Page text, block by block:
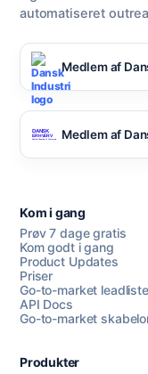
automatiseret
Medlem af
Medlem af
Kom i gang
Prøv 7 dage gratis
Kom godt i gang
Product Updates
Priser
Go-to-market
API Docs
Go-to-market
Produkter